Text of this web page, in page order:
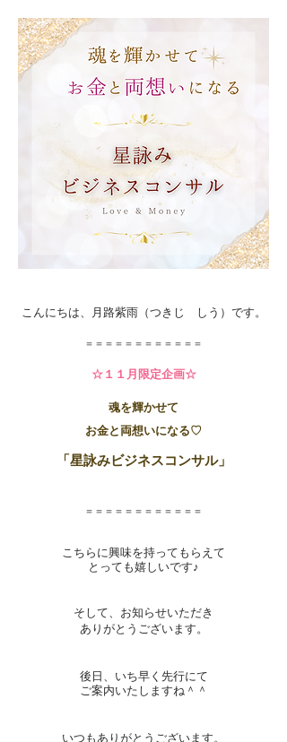
こんにちは、月路紫雨（つきじ しう）です。
＝＝＝＝＝＝＝＝＝＝＝＝
☆１１月限定企画☆
魂を輝かせて
お金と両想いになる♡
「星詠みビジネスコンサル」​
​＝＝＝＝＝＝＝＝＝＝＝＝
こちらに興味を持ってもらえ て
とっても嬉しいです♪
​そして、お知らせいただき
ありがとうございます。
後日、いち早く先行にて
ご案内いたしますね＾＾
いつもありがとうございます。